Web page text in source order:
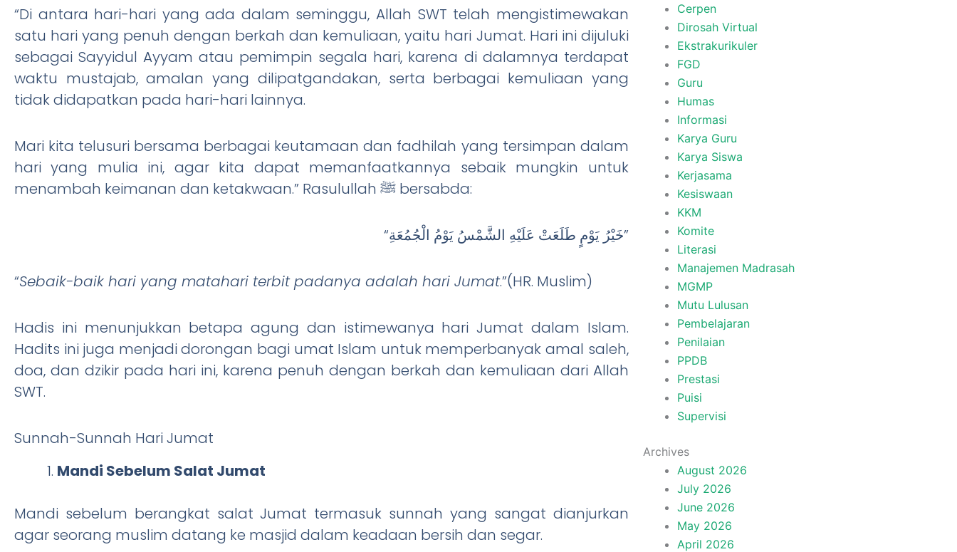
“Di antara hari-hari yang ada dalam seminggu, Allah SWT telah mengistimewakan
satu hari yang penuh dengan berkah dan kemuliaan, yaitu hari Jumat. Hari ini dijuluki
sebagai Sayyidul Ayyam atau pemimpin segala hari, karena di dalamnya terdapat
waktu mustajab, amalan yang dilipatgandakan, serta berbagai kemuliaan yang
tidak didapatkan pada hari-hari lainnya.
Mari kita telusuri bersama berbagai keutamaan dan fadhilah yang tersimpan dalam
hari yang mulia ini, agar kita dapat memanfaatkannya sebaik mungkin untuk
menambah keimanan dan ketakwaan.” Rasulullah ﷺ bersabda:
“خَيْرُ يَوْمٍ طَلَعَتْ عَلَيْهِ الشَّمْسُ يَوْمُ الْجُمُعَةِ”
“Sebaik-baik hari yang matahari terbit padanya adalah hari Jumat.”(HR. Muslim)
Hadis ini menunjukkan betapa agung dan istimewanya hari Jumat dalam Islam.
Hadits ini juga menjadi dorongan bagi umat Islam untuk memperbanyak amal saleh,
doa, dan dzikir pada hari ini, karena penuh dengan berkah dan kemuliaan dari Allah
SWT.
Sunnah-Sunnah Hari Jumat
Mandi Sebelum Salat Jumat
Mandi sebelum berangkat salat Jumat termasuk sunnah yang sangat dianjurkan
agar seorang muslim datang ke masjid dalam keadaan bersih dan segar.
Cerpen
Dirosah Virtual
Ekstrakurikuler
FGD
Guru
Humas
Informasi
Karya Guru
Karya Siswa
Kerjasama
Kesiswaan
KKM
Komite
Literasi
Manajemen Madrasah
MGMP
Mutu Lulusan
Pembelajaran
Penilaian
PPDB
Prestasi
Puisi
Supervisi
Archives
August 2026
July 2026
June 2026
May 2026
April 2026